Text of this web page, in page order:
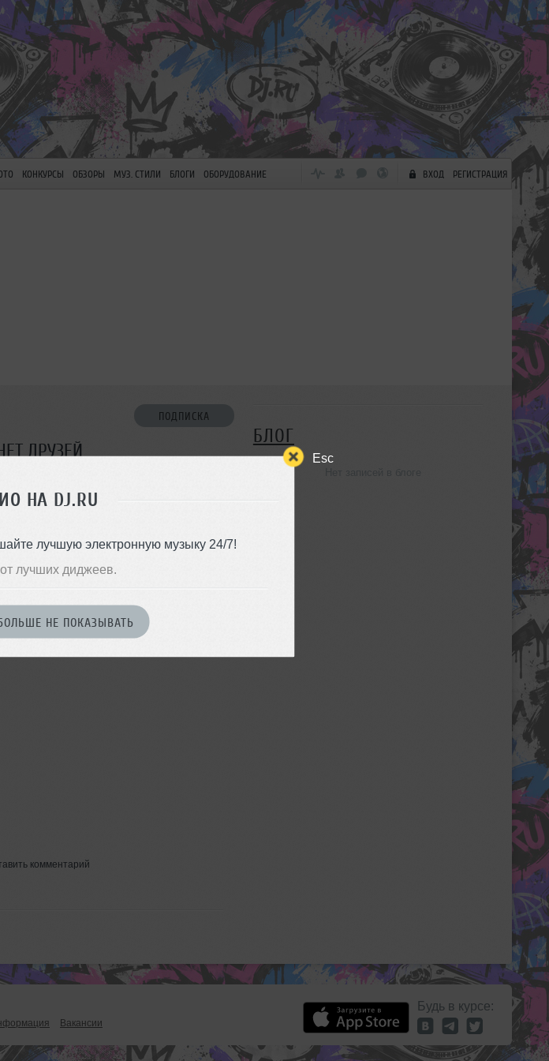
Esc
НА DJ.RU
лучшую электронную музыку 24/7!
лучших диджеев.
НЕ ПОКАЗЫВАТЬ
КОНКУРСЫ ОБЗОРЫ МУЗ. СТИЛИ БЛОГИ ОБОРУДОВАНИЕ ВХОД РЕГИСТРАЦИЯ
ПОДПИСКА
ДРУЗЕЙ
комментарий
БЛОГ
Вакансии
Будь в курсе: